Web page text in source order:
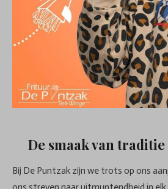
De smaak van
Bij De Puntzak zijn we trots op ons